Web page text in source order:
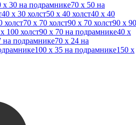
x 30 на подрамнике70 x 50 на
40 x 30 холст50 x 40 холст40 x 40
холст70 x 70 холст90 x 70 холст90 x 90
100 холст90 x 70 на подрамнике40 x
на подрамнике70 x 24 на
100 x 35 на подрамнике150 x